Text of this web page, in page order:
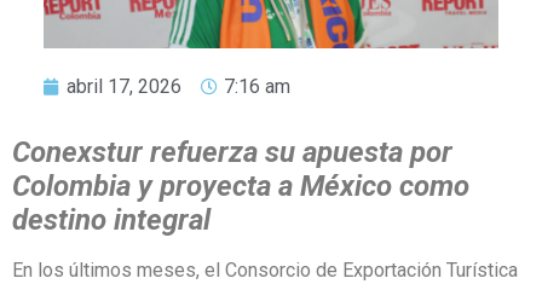
abril 17, 2026 7:16 am
Conexstur refuerza su apuesta por
Colombia y proyecta a México como
destino integral
En los últimos meses, el Consorcio de Exportación Turística